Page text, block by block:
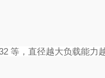
等，直径越大负载能力